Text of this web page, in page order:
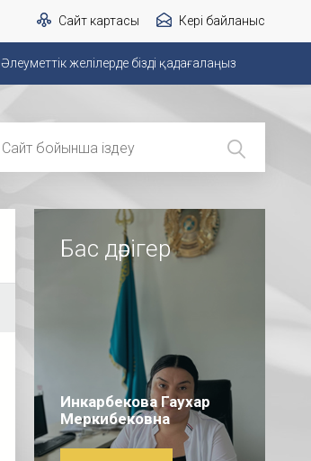
Сайт картасы Кері байланыс
Әлеуметтік желілерде бізді қадағалаңыз
Бас дәрігер
Инкарбекова Гаухар
Меркибековна